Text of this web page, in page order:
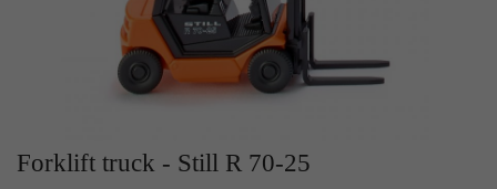
Forklift truck - Still R 70-25